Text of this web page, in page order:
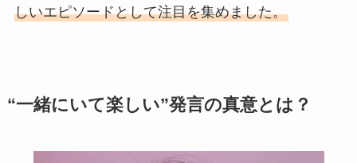
しいエピソードとして注目を集めました。
“一緒にいて楽しい”発言の真意とは？